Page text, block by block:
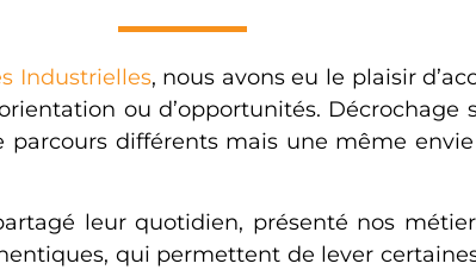
Industrielles, nous avons eu le plaisir
ou d’opportunités. Décrochage
parcours différents mais une même
leur quotidien, présenté nos
qui permettent de lever